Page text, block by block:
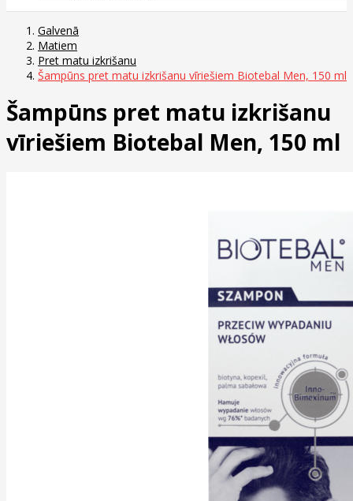
Galvenā
Matiem
Pret matu izkrišanu
Šampūns pret matu izkrišanu vīriešiem Biotebal Men, 150 ml
Šampūns pret matu izkrišanu
vīriešiem Biotebal Men, 150 ml